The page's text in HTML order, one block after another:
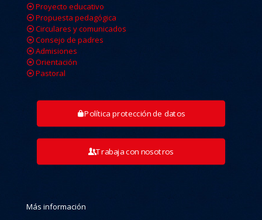
Proyecto educativo
Propuesta pedagógica
Circulares y comunicados
Consejo de padres
Admisiones
Orientación
Pastoral
Política protección de datos
Trabaja con nosotros
Más información